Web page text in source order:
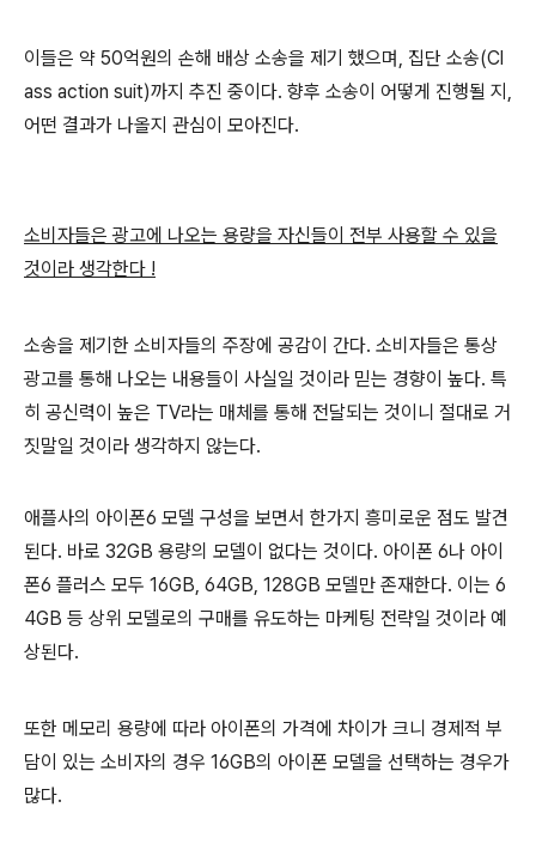
이들은 약 50억원의 손해 배상 소송을 제기 했으며, 집단 소송(Cl
ass action suit)까지 추진 중이다. 향후 소송이 어떻게 진행될 지,
어떤 결과가 나올지 관심이 모아진다.
소비자들은 광고에 나오는 용량을 자신들이 전부 사용할 수 있을
것이라 생각한다 !
소송을 제기한 소비자들의 주장에 공감이 간다. 소비자들은 통상
광고를 통해 나오는 내용들이 사실일 것이라 믿는 경향이 높다. 특
히 공신력이 높은 TV라는 매체를 통해 전달되는 것이니 절대로 거
짓말일 것이라 생각하지 않는다.
애플사의 아이폰6 모델 구성을 보면서 한가지 흥미로운 점도 발견
된다. 바로 32GB 용량의 모델이 없다는 것이다. 아이폰 6나 아이
폰6 플러스 모두 16GB, 64GB, 128GB 모델만 존재한다. 이는 6
4GB 등 상위 모델로의 구매를 유도하는 마케팅 전략일 것이라 예
상된다.
또한 메모리 용량에 따라 아이폰의 가격에 차이가 크니 경제적 부
담이 있는 소비자의 경우 16GB의 아이폰 모델을 선택하는 경우가
많다.